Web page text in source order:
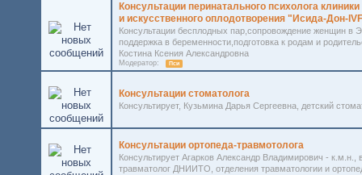
Консультации перинатального психолога
и искусственного оплодотворения "Исида-Дон-
Консультации бесплодных пар,сопровождение женщин в
поддержка в беременности,подготовка к родам и
Костина Ксения Александровна
Модератор: Пси
Консультации стоматолога
Консультирует, Кузьмина Дарья Сергеевна, детский
Консультации ортопеда-травмотолога
Консультирует Агарков Александр Владимирович - к.м.н.,
травматолог ДНИИТО, отделения травматологии и